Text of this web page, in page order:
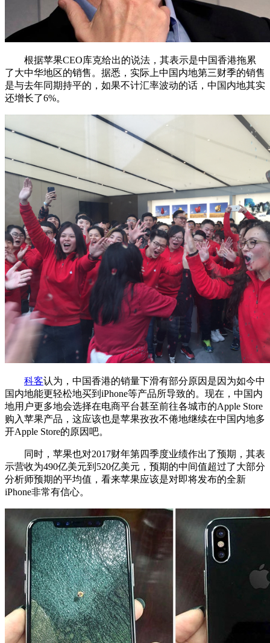
根据苹果CEO库克给出的说法，其表示是中国香港拖累
了大中华地区的销售。据悉，实际上中国内地第三财季的销售
是与去年同期持平的，如果不计汇率波动的话，中国内地其实
还增长了6%。
科客认为，中国香港的销量下滑有部分原因是因为如今中
国内地能更轻松地买到iPhone等产品所导致的。现在，中国内
地用户更多地会选择在电商平台甚至前往各城市的Apple Store
购入苹果产品，这应该也是苹果孜孜不倦地继续在中国内地多
开Apple Store的原因吧。
同时，苹果也对2017财年第四季度业绩作出了预期，其表
示营收为490亿美元到520亿美元，预期的中间值超过了大部分
分析师预期的平均值，看来苹果应该是对即将发布的全新
iPhone非常有信心。